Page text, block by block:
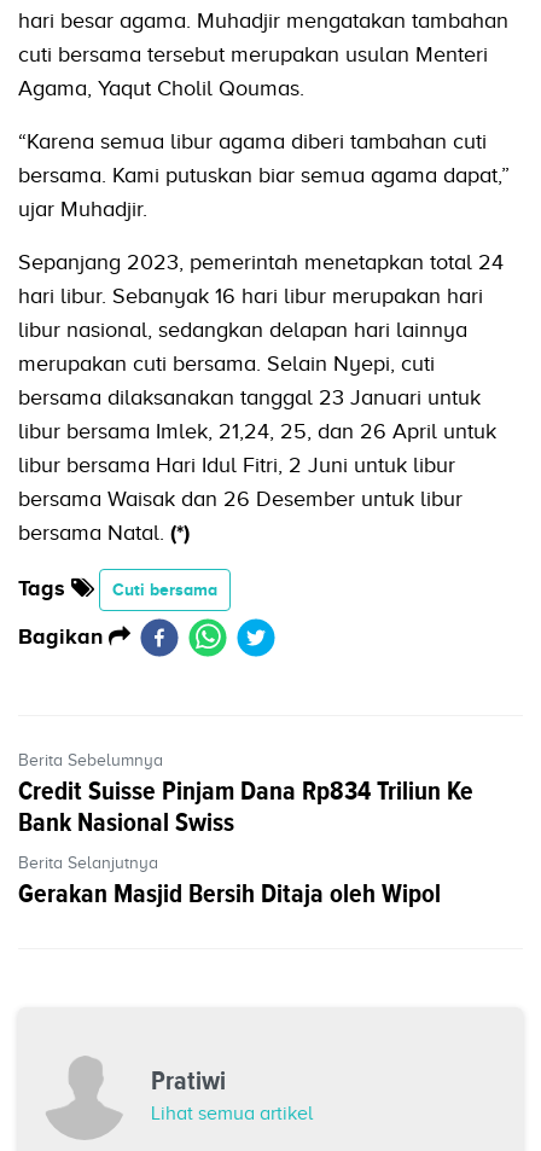
hari besar agama. Muhadjir mengatakan tambahan
cuti bersama tersebut merupakan usulan Menteri
Agama, Yaqut Cholil Qoumas.
“Karena semua libur agama diberi tambahan cuti
bersama. Kami putuskan biar semua agama dapat,”
ujar Muhadjir.
Sepanjang 2023, pemerintah menetapkan total 24
hari libur. Sebanyak 16 hari libur merupakan hari
libur nasional, sedangkan delapan hari lainnya
merupakan cuti bersama. Selain Nyepi, cuti
bersama dilaksanakan tanggal 23 Januari untuk
libur bersama Imlek, 21,24, 25, dan 26 April untuk
libur bersama Hari Idul Fitri, 2 Juni untuk libur
bersama Waisak dan 26 Desember untuk libur
bersama Natal. (*)
Tags Cuti bersama
Bagikan
Berita Sebelumnya
Credit Suisse Pinjam Dana Rp834 Triliun Ke
Bank Nasional Swiss
Berita Selanjutnya
Gerakan Masjid Bersih Ditaja oleh Wipol
Pratiwi
Lihat semua artikel